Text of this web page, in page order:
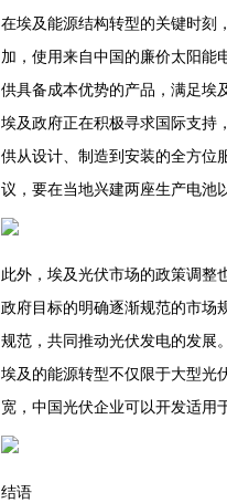
在埃及能源结构转型的关键时刻
加，使用来自中国的廉价太阳能
供具备成本优势的产品，满足埃
埃及政府正在积极寻求国际支持
供从设计、制造到安装的全方位
议，要在当地兴建两座生产电池
此外，埃及光伏市场的政策调整
政府目标的明确逐渐规范的市场
规范，共同推动光伏发电的发展。
埃及的能源转型不仅限于大型光
宽，中国光伏企业可以开发适用
结语